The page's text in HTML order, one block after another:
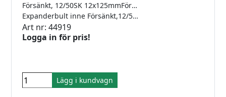
Försänkt, 12/50SK 12x125mmFörzinkad för inomhus.
Expanderbult inne Försänkt,12/50SK 12x125mm
Art nr: 44919
Logga in för pris!
Lägg i kundvagn